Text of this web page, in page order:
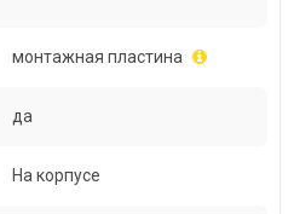
монтажная пластина
да
На корпусе